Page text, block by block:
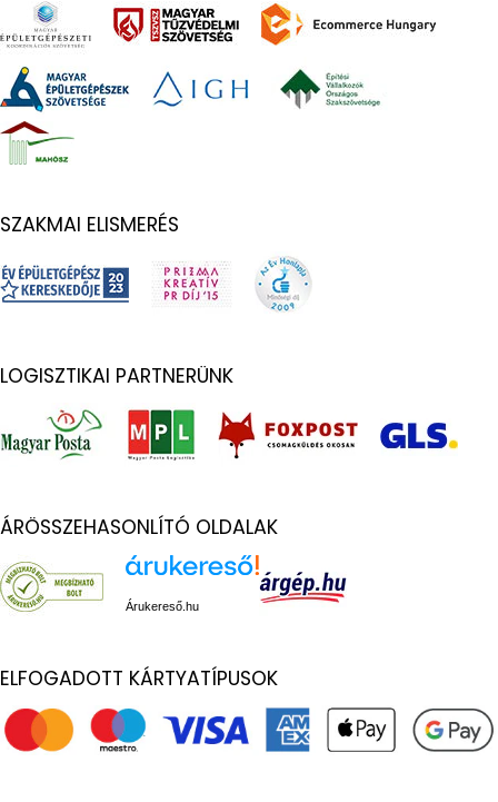
SZAKMAI ELISMERÉS
LOGISZTIKAI PARTNERÜNK
ÁRÖSSZEHASONLÍTÓ OLDALAK
Árukereső.hu
ELFOGADOTT KÁRTYATÍPUSOK